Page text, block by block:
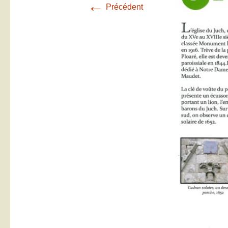
← Précédent